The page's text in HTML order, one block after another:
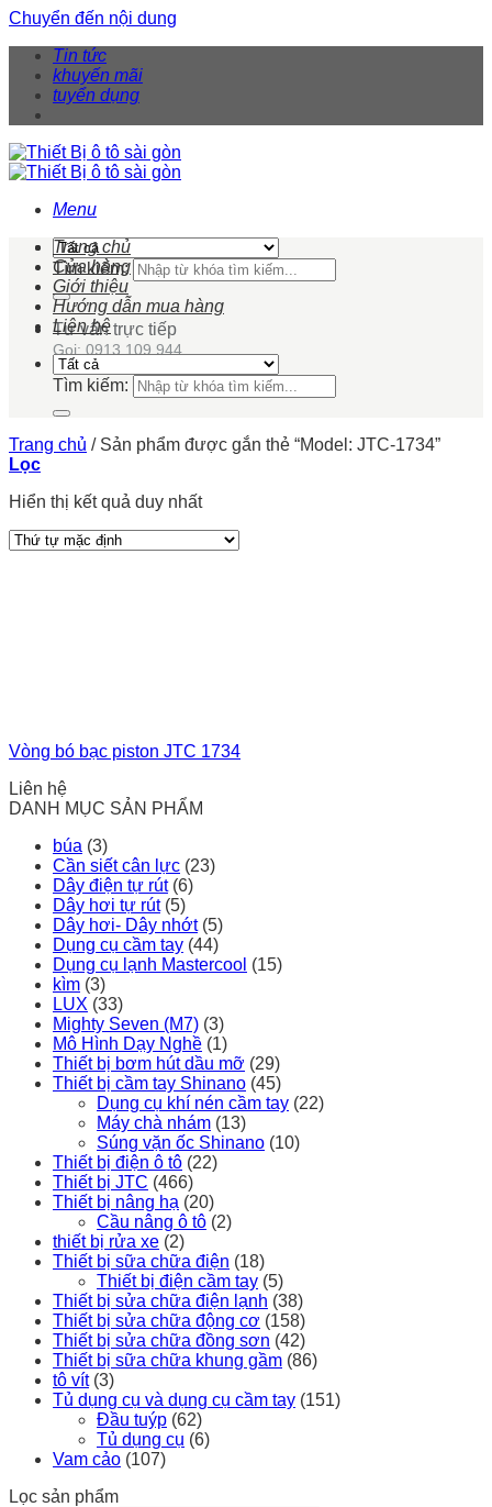
Chuyển đến nội dung
Tin tức
khuyến mãi
tuyển dụng
Menu
Tìm kiếm:
Tư vấn trực tiếp
Gọi: 0913 109 944
Trang chủ
Cửa hàng
Giới thiệu
Hướng dẫn mua hàng
Liên hệ
Tìm kiếm:
Trang chủ /Sản phẩm được gắn thẻ “Model: JTC-1734”
Lọc
Hiển thị kết quả duy nhất
Vòng bó bạc piston JTC 1734
Liên hệ
DANH MỤC SẢN PHẨM
búa (3)
Cần siết cân lực (23)
Dây điện tự rút (6)
Dây hơi tự rút (5)
Dây hơi- Dây nhớt (5)
Dụng cụ cầm tay (44)
Dụng cụ lạnh Mastercool (15)
kìm (3)
LUX (33)
Mighty Seven (M7) (3)
Mô Hình Dạy Nghề (1)
Thiết bị bơm hút dầu mỡ (29)
Thiết bị cầm tay Shinano (45)
Dụng cụ khí nén cầm tay (22)
Máy chà nhám (13)
Súng vặn ốc Shinano (10)
Thiết bị điện ô tô (22)
Thiết bị JTC (466)
Thiết bị nâng hạ (20)
Cầu nâng ô tô (2)
thiết bị rửa xe (2)
Thiết bị sữa chữa điện (18)
Thiết bị điện cầm tay (5)
Thiết bị sửa chữa điện lạnh (38)
Thiết bị sửa chữa động cơ (158)
Thiết bị sửa chữa đồng sơn (42)
Thiết bị sữa chữa khung gầm (86)
tô vít (3)
Tủ dụng cụ và dụng cụ cầm tay (151)
Đầu tuýp (62)
Tủ dụng cụ (6)
Vam cảo (107)
Lọc sản phẩm